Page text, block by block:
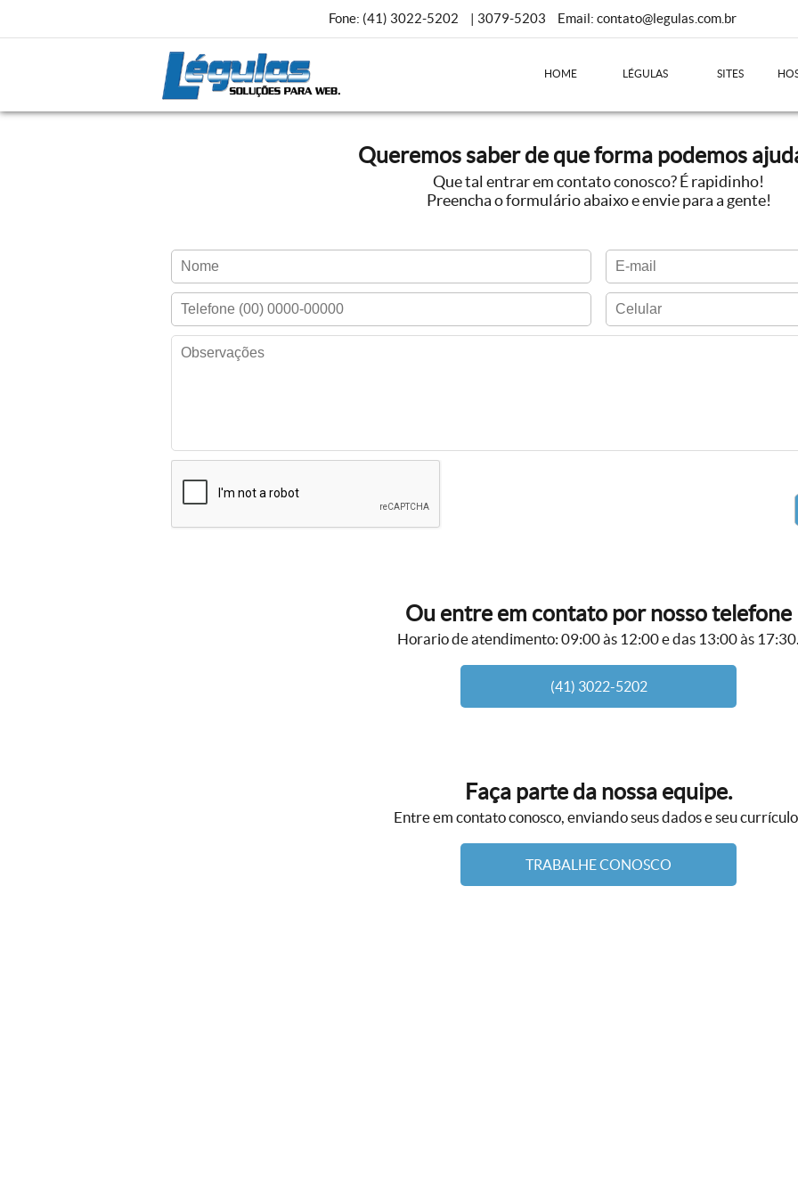
Fone: (41) 3022-5202 | 3079-5203 Email: contato@legulas.com.br
HOME LÉGULAS SITES
Queremos saber de que forma podemos
Que tal entrar em contato conosco? É rapidinho!
Preencha o formulário abaixo e envie para a gente!
Ou entre em contato por nosso telefone
Horario de atendimento: 09:00 às 12:00 e das 13:00 às
(41) 3022-5202
Faça parte da nossa equipe.
Entre em contato conosco, enviando seus dados e seu
TRABALHE CONOSCO